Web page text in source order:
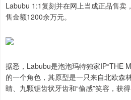
Labubu 1:1复刻并在网上当成正品售卖
售金额1200余万元。
据悉，Labubu是泡泡玛特独家IP“THE
的一个角色，其原型是一只来自北欧森
睛、九颗锯齿状牙齿和“偷感”笑容，获